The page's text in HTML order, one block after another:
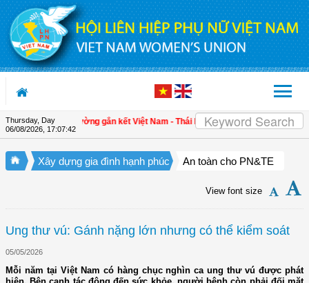
Skip to Content
Thursday, Day
06/08/2026, 17:07:42
2025 | Tăng cường gắn kết Việt Nam - Thái Lan qua triển lãm "Đan kết hữu
Xây dựng gia đình hạnh phúc An toàn cho PN&TE
View font size
Ung thư vú: Gánh nặng lớn nhưng có thể kiểm soát
05/05/2026
Mỗi năm tại Việt Nam có hàng chục nghìn ca ung thư vú được phát